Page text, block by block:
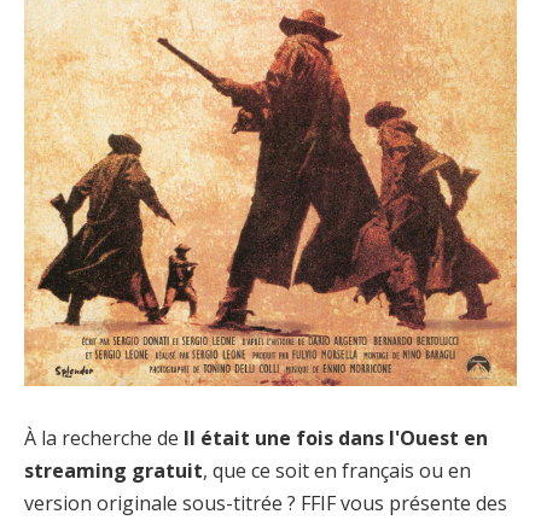
À la recherche de Il était une fois dans l'Ouest en
streaming gratuit, que ce soit en français ou en
version originale sous-titrée ? FFIF vous présente des